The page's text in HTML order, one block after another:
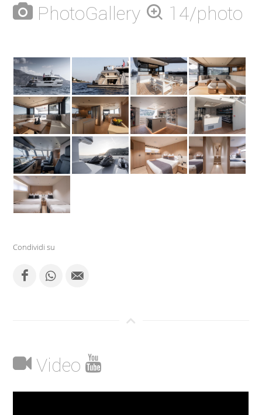
PhotoGallery 14/photo
Condividi su
Video